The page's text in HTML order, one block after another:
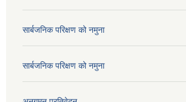
सार्बजनिक परिक्षण को नमुना
सार्बजनिक परिक्षण को नमुना